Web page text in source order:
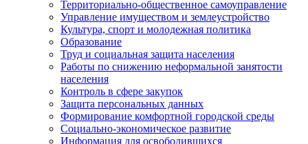
Территориально-общественное самоуправление
Управление имуществом и землеустройство
Культура, спорт и молодежная политика
Образование
Труд и социальная защита населения
Работы по снижению неформальной занятости
населения
Контроль в сфере закупок
Защита персональных данных
Формирование комфортной городской среды
Социально-экономическое развитие
Информация для освободившихся